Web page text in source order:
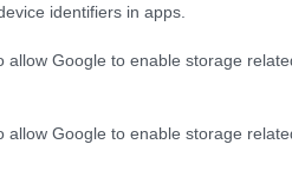
identifiers in apps.
allow Google to enable storage
allow Google to enable storage